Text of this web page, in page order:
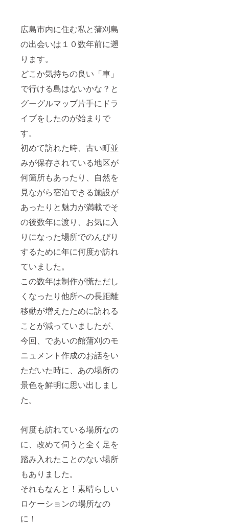
広島市内に住む私と蒲刈島
の出会いは１０数年前に遡
ります。
どこか気持ちの良い「車」
で行ける島はないかな？と
グーグルマップ片手にドラ
イブをしたのが始まりで
す。
初めて訪れた時、古い町並
みが保存されている地区が
何箇所もあったり、自然を
見ながら宿泊できる施設が
あったりと魅力が満載でそ
の後数年に渡り、お気に入
りになった場所でのんびり
するために年に何度か訪れ
ていました。
この数年は制作が慌ただし
くなったり他所への長距離
移動が増えたために訪れる
ことが減っていましたが、
今回、であいの館蒲刈のモ
ニュメント作成のお話をい
ただいた時に、あの場所の
景色を鮮明に思い出しまし
た。
何度も訪れている場所なの
に、改めて伺うと全く足を
踏み入れたことのない場所
もありました。
それもなんと！素晴らしい
ロケーションの場所なの
に！